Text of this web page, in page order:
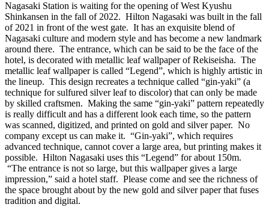
Nagasaki Station is waiting for the opening of West Kyushu
Shinkansen in the fall of 2022. Hilton Nagasaki was built in the fall
of 2021 in front of the west gate. It has an exquisite blend of
Nagasaki culture and modern style and has become a new landmark
around there. The entrance, which can be said to be the face of the
hotel, is decorated with metallic leaf wallpaper of Rekiseisha. The
metallic leaf wallpaper is called “Legend”, which is highly artistic in
the lineup. This design recreates a technique called “gin-yaki” (a
technique for sulfured silver leaf to discolor) that can only be made
by skilled craftsmen. Making the same “gin-yaki” pattern repeatedly
is really difficult and has a different look each time, so the pattern
was scanned, digitized, and printed on gold and silver paper. No
company except us can make it. “Gin-yaki”, which requires
advanced technique, cannot cover a large area, but printing makes it
possible. Hilton Nagasaki uses this “Legend” for about 150m.
“The entrance is not so large, but this wallpaper gives a large
impression,” said a hotel staff. Please come and see the richness of
the space brought about by the new gold and silver paper that fuses
tradition and digital.